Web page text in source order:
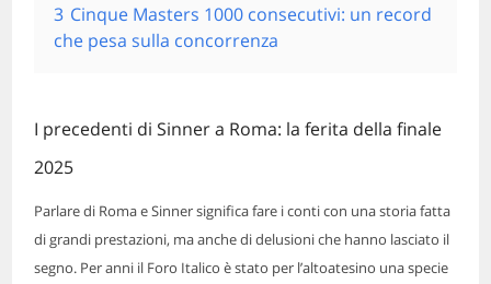
3 Cinque Masters 1000 consecutivi: un record
che pesa sulla concorrenza
I precedenti di Sinner a Roma: la ferita della finale
2025
Parlare di Roma e Sinner significa fare i conti con una storia fatta
di grandi prestazioni, ma anche di delusioni che hanno lasciato il
segno. Per anni il Foro Italico è stato per l’altoatesino una specie